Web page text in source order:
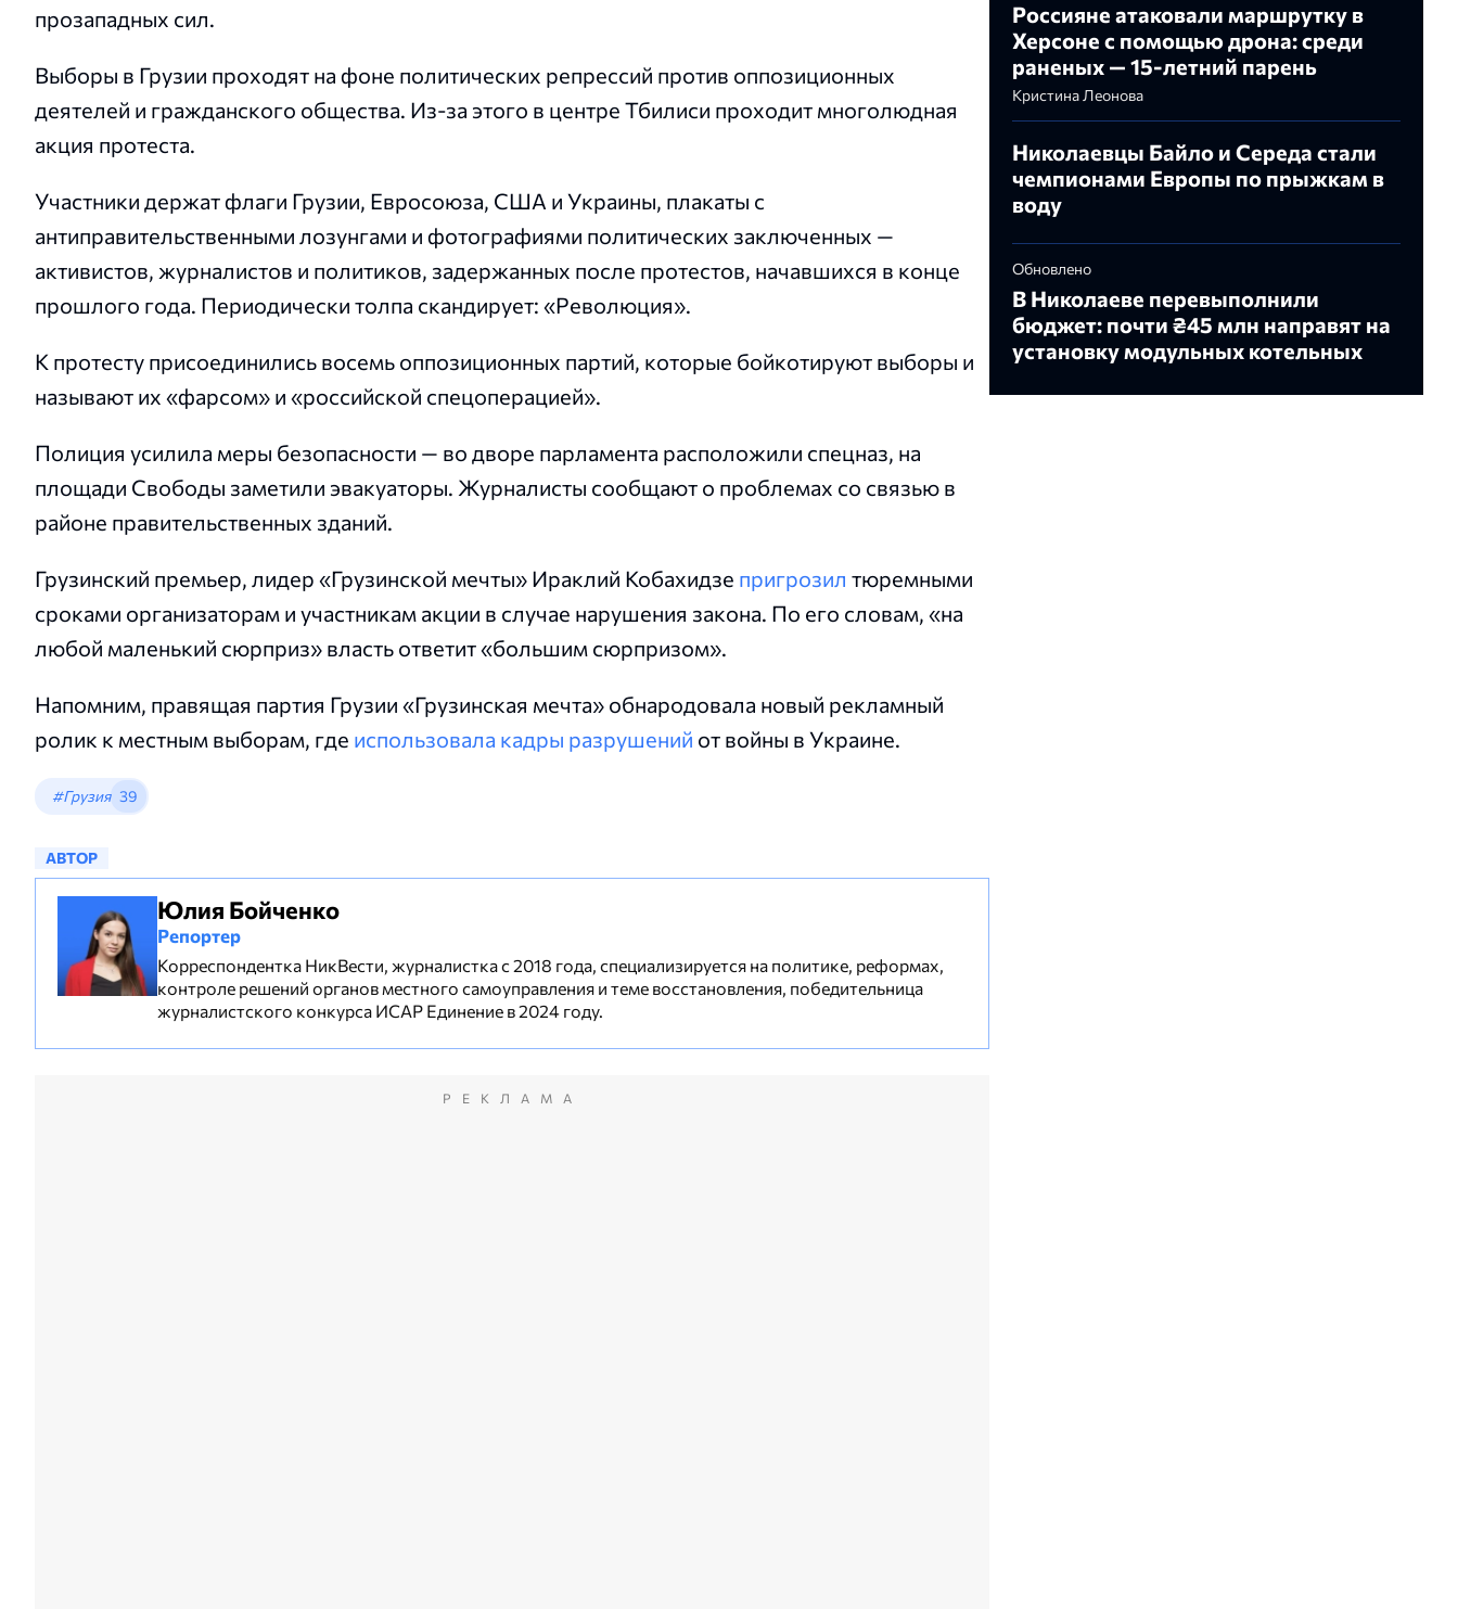
прозападных сил.
Выборы в Грузии проходят на фоне политических репрессий против оппозиционных
деятелей и гражданского общества. Из-за этого в центре Тбилиси проходит многолюдная
акция протеста.
Участники держат флаги Грузии, Евросоюза, США и Украины, плакаты с
антиправительственными лозунгами и фотографиями политических заключенных —
активистов, журналистов и политиков, задержанных после протестов, начавшихся в конце
прошлого года. Периодически толпа скандирует: «Революция».
К протесту присоединились восемь оппозиционных партий, которые бойкотируют выборы и
называют их «фарсом» и «российской спецоперацией».
Полиция усилила меры безопасности — во дворе парламента расположили спецназ, на
площади Свободы заметили эвакуаторы. Журналисты сообщают о проблемах со связью в
районе правительственных зданий.
Грузинский премьер, лидер «Грузинской мечты» Ираклий Кобахидзе пригрозил тюремными
сроками организаторам и участникам акции в случае нарушения закона. По его словам, «на
любой маленький сюрприз» власть ответит «большим сюрпризом».
Напомним, правящая партия Грузии «Грузинская мечта» обнародовала новый рекламный
ролик к местным выборам, где использовала кадры разрушений от войны в Украине.
#Грузия 39
АВТОР
Юлия Бойченко
Репортер
Корреспондентка НикВести, журналистка с 2018 года, специализируется на политике, реформах,
контроле решений органов местного самоуправления и теме восстановления, победительница
журналистского конкурса ИСАР Единение в 2024 году.
РЕКЛАМА
Россияне атаковали маршрутку в
Херсоне с помощью дрона: среди
раненых — 15-летний парень
Кристина Леонова
Николаевцы Байло и Середа стали
чемпионами Европы по прыжкам в
воду
Обновлено
В Николаеве перевыполнили
бюджет: почти ₴45 млн направят на
установку модульных котельных